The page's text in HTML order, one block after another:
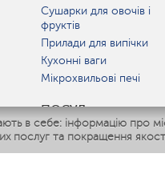
в себе: інформацію про
послуг та покращення
Сушарки для овочів і
фруктів
Прилади для випічки
Кухонні ваги
Мікрохвильові печі
ПОСУД